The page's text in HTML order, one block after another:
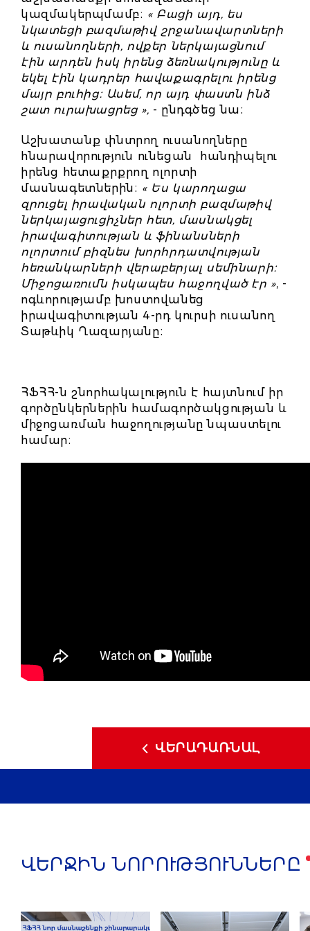
կազմակերպմամբ։ « Բացի այդ, ես
նկատեցի բազմաթիվ շրջանավարտների
և ուսանողների, ովքեր ներկայացնում
էին արդեն իսկ իրենց ձեռնակությունը և
եկել էին կադրեր հավաքագրելու իրենց
մայր բուհից։ Ասեմ, որ այդ փաստն ինձ
շատ ուրախացրեց », - ընդգծեց նա։
Աշխատանք փնտրող ուսանողները
հնարավորություն ունեցան հանդիպելու
իրենց հետաքրքրող ոլորտի
մասնագետներին։ « Ես կարողացա
զրուցել իրավական ոլորտի բազմաթիվ
ներկայացուցիչներ հետ, մասնակցել
իրավագիտության և ֆինանսների
ոլորտում բիզնես խորհրդատվության
հեռանկարների վերաբերյալ սեմինարի։
Միջոցառումն իսկապես հաջողված էր », -
ոգևորությամբ խոստովանեց
իրավագիտության 4-րդ կուրսի ուսանող
Տաթևիկ Ղազարյանը։
ՀՖՀՀ-ն շնորհակալություն է հայտնում իր
գործընկերներին համագործակցության և
միջոցառման հաջողությանը նպաստելու
համար։
ՎԵՐԱԴԱՌՆԱԼ
ՎԵՐՋԻՆ ՆՈՐՈՒԹՅՈՒՆՆԵՐԸ